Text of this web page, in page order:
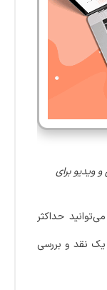
ویدیو برای
می‌توانید حداکثر
یک نقد و بررسی